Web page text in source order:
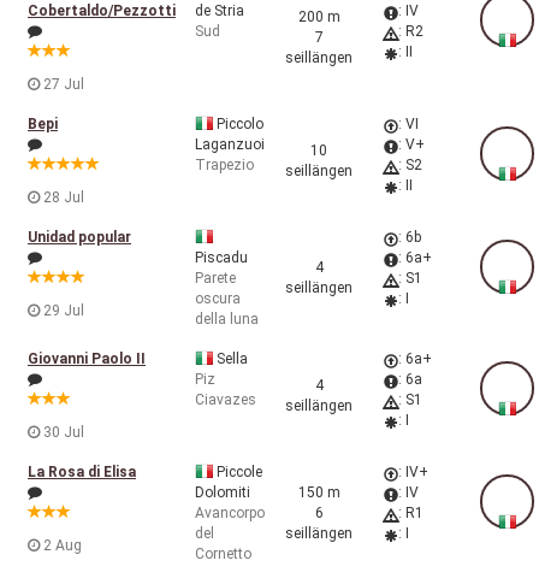
Cobertaldo/Pezzotti
27 Jul
de Stria
Sud
200 m
7
seillängen
: IV
: R2
: II
Bepi
28 Jul
Piccolo
Laganzuoi
Trapezio
10
seillängen
: VI
: V+
: S2
: II
Unidad popular
29 Jul
Piscadu
Parete
oscura
della luna
4
seillängen
: 6b
: 6a+
: S1
: I
Giovanni Paolo II
30 Jul
Sella
Piz
Ciavazes
4
seillängen
: 6a+
: 6a
: S1
: I
La Rosa di Elisa
2 Aug
Piccole
Dolomiti
Avancorpo
del
Cornetto
150 m
6
seillängen
: IV+
: IV
: R1
: I